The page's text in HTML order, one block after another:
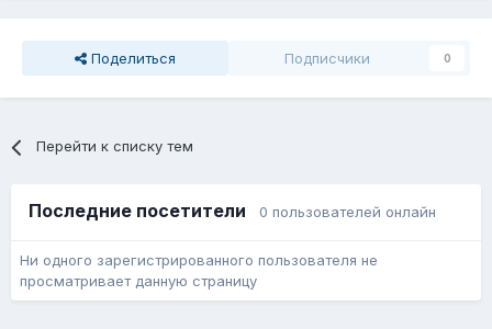
Поделиться Подписчики 0
Перейти к списку тем
Последние посетители 0 пользователей онлайн
Ни одного зарегистрированного пользователя не
просматривает данную страницу